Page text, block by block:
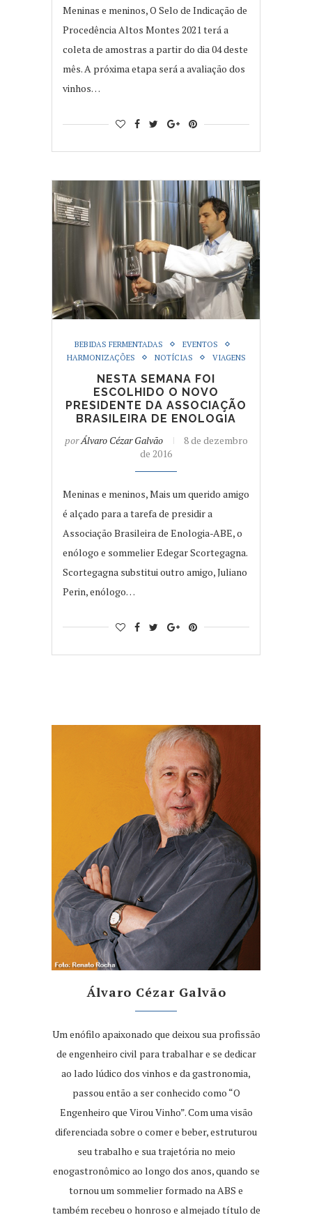
Meninas e meninos, O Selo de Indicação de
Procedência Altos Montes 2021 terá a
coleta de amostras a partir do dia 04 deste
mês. A próxima etapa será a avaliação dos
vinhos…
BEBIDAS FERMENTADAS
EVENTOS
HARMONIZAÇÕES
NOTÍCIAS VIAGENS
NESTA SEMANA FOI
ESCOLHIDO O NOVO
PRESIDENTE DA ASSOCIAÇÃO
BRASILEIRA DE ENOLOGIA
porÁlvaro Cézar Galvão
8 de dezembro
de 2016
Meninas e meninos, Mais um querido amigo
é alçado para a tarefa de presidir a
Associação Brasileira de Enologia-ABE, o
enólogo e sommelier Edegar Scortegagna.
Scortegagna substitui outro amigo, Juliano
Perin, enólogo…
Álvaro Cézar Galvão
Um enófilo apaixonado que deixou sua profissão
de engenheiro civil para trabalhar e se dedicar
ao lado lúdico dos vinhos e da gastronomia,
passou então a ser conhecido como “O
Engenheiro que Virou Vinho”. Com uma visão
diferenciada sobre o comer e beber, estruturou
seu trabalho e sua trajetória no meio
enogastronômico ao longo dos anos, quando se
tornou um sommelier formado na ABS e
também recebeu o honroso e almejado título de